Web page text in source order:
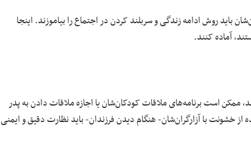
باید روش ادامه زندگی و سربلند کردن در اجتماع را بیاموزند. اینجا
آماده کنند.
ممکن است برنامه‌های ملاقات کودکان‌شان یا اجازه ملاقات دادن به پدر
از خشونت با آزارگران‌شان- هنگام دیدن فرزندان- باید نظارت دقیق و ایمنی